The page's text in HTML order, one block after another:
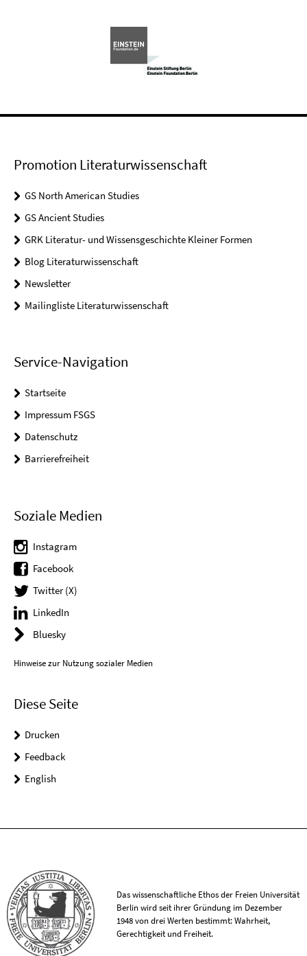
Promotion Literaturwissenschaft
GS North American Studies
GS Ancient Studies
GRK Literatur- und Wissensgeschichte Kleiner Formen
Blog Literaturwissenschaft
Newsletter
Mailingliste Literaturwissenschaft
Service-Navigation
Startseite
Impressum FSGS
Datenschutz
Barrierefreiheit
Soziale Medien
Instagram
Facebook
Twitter (X)
LinkedIn
Bluesky
Hinweise zur Nutzung sozialer Medien
Diese Seite
Drucken
Feedback
English
Das wissenschaftliche Ethos der Freien Universität
Berlin wird seit ihrer Gründung im Dezember
1948 von drei Werten bestimmt: Wahrheit,
Gerechtigkeit und Freiheit.